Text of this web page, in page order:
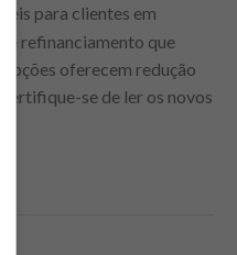
para clientes em
refinanciamento que
oferecem redução
se de ler os novos